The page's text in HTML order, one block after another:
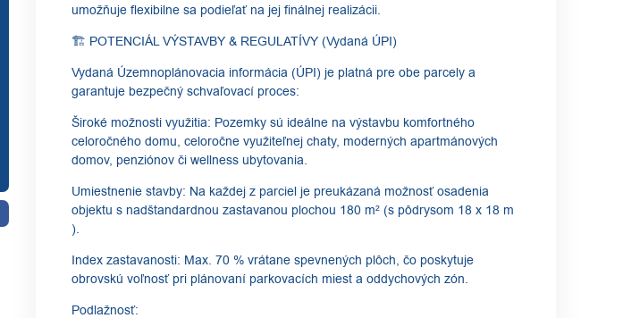
umožňuje flexibilne sa podieľať na jej finálnej realizácii.
​🏗️ POTENCIÁL VÝSTAVBY & REGULATÍVY (Vydaná ÚPI)
​Vydaná Územnoplánovacia informácia (ÚPI) je platná pre obe parcely a
garantuje bezpečný schvaľovací proces:
​Široké možnosti využitia: Pozemky sú ideálne na výstavbu komfortného
celoročného domu, celoročne využiteľnej chaty, moderných apartmánových
domov, penziónov či wellness ubytovania.
​Umiestnenie stavby: Na každej z parciel je preukázaná možnosť osadenia
objektu s nadštandardnou zastavanou plochou 180 m² (s pôdrysom 18 x 18 m
).
​Index zastavanosti: Max. 70 % vrátane spevnených plôch, čo poskytuje
obrovskú voľnosť pri plánovaní parkovacích miest a oddychových zón.
​Podlažnosť: